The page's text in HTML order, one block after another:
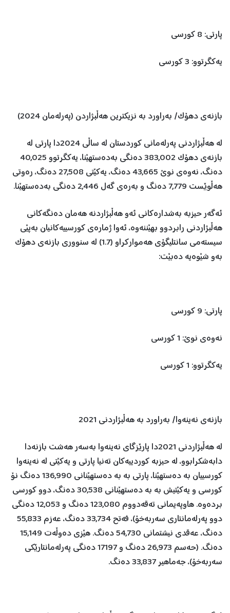
پارتی: 8 کورسی
یەکگرتوو: 3 کورسی
بازنەی دهۆک/ بەراورد بە نزیکترین هەڵبژاردن (پەرلەمان 2024)
لە هەڵبژاردنی پەرلەمانی کوردستان لە ساڵی 2024دا پارتی لە
بازنەی دهۆک 383,002 دەنگی بەدەستهێنا، یەکگرتوو 40,025
دەنگ، نەوەی نوێ 43,665 دەنگ، یەکێتی 27,508 دەنگ، رەوتی
هەڵوێست 7,779 دەنگ و بەرەی گەل 2,446 دەنگی بەدەستهێنا.
ئەگەر حیزبە بەشدارەکانی ئەو هەڵبژاردنە هەمان دەنگەکانی
هەڵبژاردنی رابردوو بهێننەوە، ئەوا ژمارەی کورسییەکانیان بەپێی
سیستەمی سانتلیگۆی هەموارکراو (1.7) لە سنووری بازنەی دهۆک
بەو شێوەیە دەبێت:
پارتی: 9 کورسی
نەوەی نوێ: 1 کورسی
یەکگرتوو: 1 کورسی
بازنەی نەینەوا/ بەراورد بە هەڵبژاردنی 2021
لە هەڵبژاردنی 2021دا پارێزگای نەینەوا بەسەر هەشت بازنەدا
دابەشکرابوو، لە حیزبە کوردییەکان تەنیا پارتی و یەکێتی لە نەینەوا
کورسییان بە دەستهێنا، پارتی بە بە دەستهێنانی 136,990 دەنگ نۆ
کورسی و یەکێتیش بە بە دەستهێنانی 30,538 دەنگ، دوو کورسی
بردەوە. هاوپەیمانی تەقەدووم 123,080 دەنگ و 12,053 دەنگی
دوو پەرلەمانتاری سەربەخۆ)، فەتح 33,734 دەنگ، عەزم 55,833
دەنگ، عەقدی نیشتمانی 54,730 دەنگ. هێزی دەوڵەت 15,149
دەنگ. (حەسم 26,973 دەنگ و 17197 دەنگی پەرلەمانتارێکی
سەربەخۆ)، جەماهیر 33,837 دەنگ.